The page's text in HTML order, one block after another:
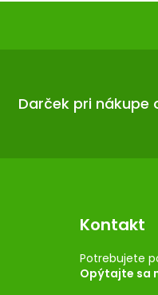
Darček pri nákupe
Kontakt
Potrebujete
Opýtajte sa